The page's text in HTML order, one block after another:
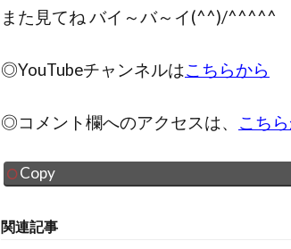
また見てね バイ～バ～イ(^^)/^^^^^
◎YouTubeチャンネルはこちらから
◎コメント欄へのアクセスは、 こち
Copy
関連記事